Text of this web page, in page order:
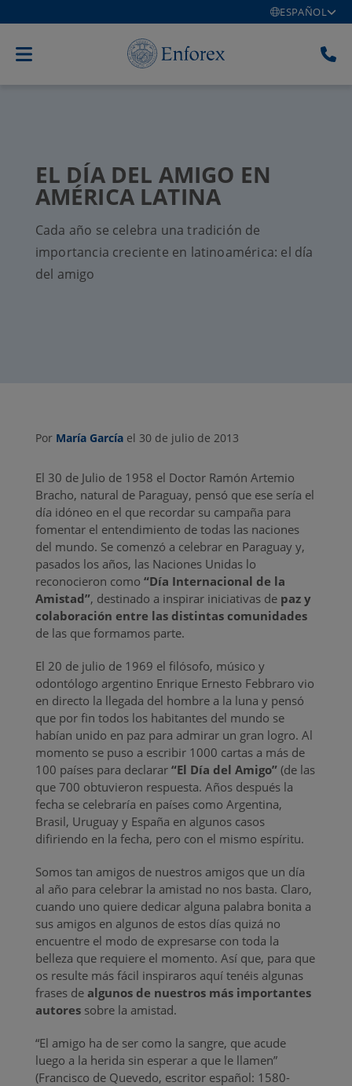
ESPAÑOL
EL DÍA DEL AMIGO EN
AMÉRICA LATINA
Cada año se celebra una tradición de
importancia creciente en latinoamérica: el día
del amigo
Por María Garcíael 30 de julio de 2013
El 30 de Julio de 1958 el Doctor Ramón Artemio
Bracho, natural de Paraguay, pensó que ese sería el
día idóneo en el que recordar su campaña para
fomentar el entendimiento de todas las naciones
del mundo. Se comenzó a celebrar en Paraguay y,
pasados los años, las Naciones Unidas lo
reconocieron como “Día Internacional de la
Amistad”, destinado a inspirar iniciativas de paz y
colaboración entre las distintas comunidades
de las que formamos parte.
El 20 de julio de 1969 el filósofo, músico y
odontólogo argentino Enrique Ernesto Febbraro vio
en directo la llegada del hombre a la luna y pensó
que por fin todos los habitantes del mundo se
habían unido en paz para admirar un gran logro. Al
momento se puso a escribir 1000 cartas a más de
100 países para declarar “El Día del Amigo”(de las
que 700 obtuvieron respuesta. Años después la
fecha se celebraría en países como Argentina,
Brasil, Uruguay y España en algunos casos
difiriendo en la fecha, pero con el mismo espíritu.
Somos tan amigos de nuestros amigos que un día
al año para celebrar la amistad no nos basta. Claro,
cuando uno quiere dedicar alguna palabra bonita a
sus amigos en algunos de estos días quizá no
encuentre el modo de expresarse con toda la
belleza que requiere el momento. Así que, para que
os resulte más fácil inspiraros aquí tenéis algunas
frases de algunos de nuestros más importantes
autoressobre la amistad.
“El amigo ha de ser como la sangre, que acude
luego a la herida sin esperar a que le llamen”
(Francisco de Quevedo, escritor español: 1580-